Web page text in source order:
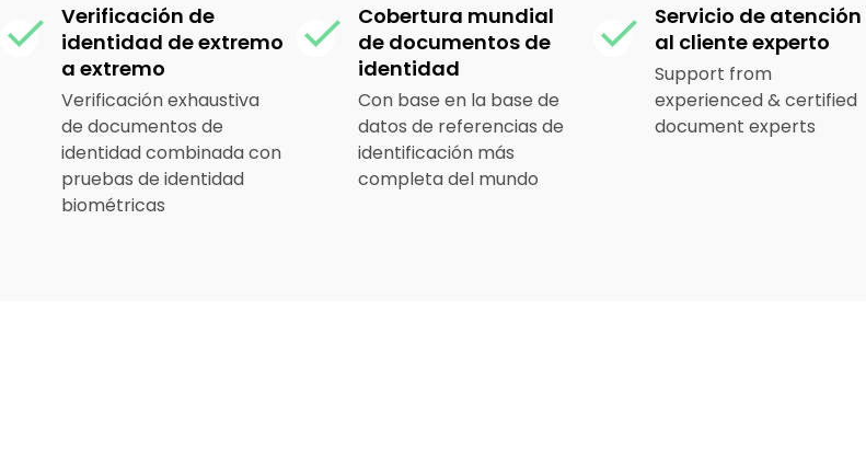
Verificación de
identidad de extremo
a extremo
Verificación exhaustiva
de documentos de
identidad combinada con
pruebas de identidad
biométricas
Cobertura mundial
de documentos de
identidad
Con base en la base de
datos de referencias de
identificación más
completa del mundo
Servicio de atención
al cliente experto
Support from
experienced & certified
document experts